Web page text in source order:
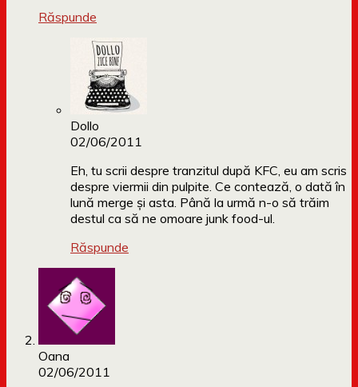
Răspunde
Dollo
02/06/2011
Eh, tu scrii despre tranzitul după KFC, eu am scris
despre viermii din pulpite. Ce contează, o dată în
lună merge și asta. Până la urmă n-o să trăim
destul ca să ne omoare junk food-ul.
Răspunde
Oana
02/06/2011